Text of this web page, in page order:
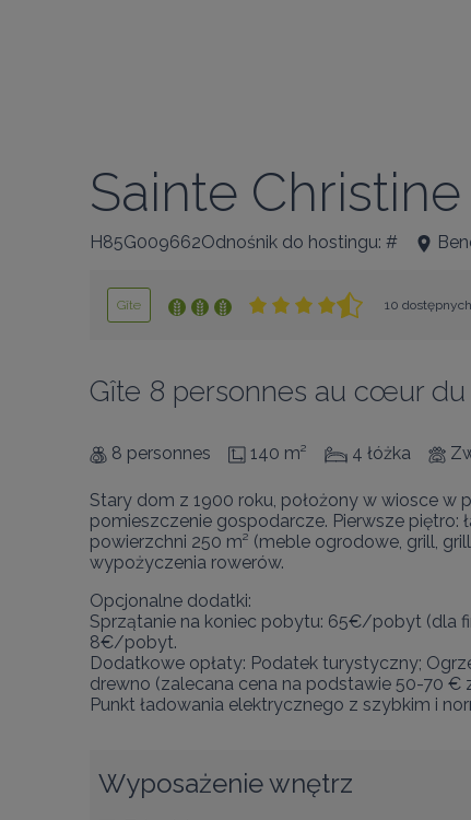
Sainte Christine
H85G009662Odnośnik do hostingu: #
Gîte 10
Gîte 8 personnes au cœur du
8 personnes 140 m² 4 łóżka
Stary dom z 1900 roku, położony w wiosce w
pomieszczenie gospodarcze. Pierwsze piętro:
powierzchni 250 m² (meble ogrodowe, grill,
wypożyczenia rowerów.
Opcjonalne dodatki:
Sprzątanie na koniec pobytu: 65€/pobyt (dla
8€/pobyt.
Dodatkowe opłaty: Podatek turystyczny;
drewno (zalecana cena na podstawie 50-70 €
Punkt ładowania elektrycznego z szybkim i
Wyposażenie wnętrz